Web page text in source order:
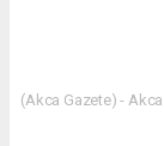
(Akca Gazete) -